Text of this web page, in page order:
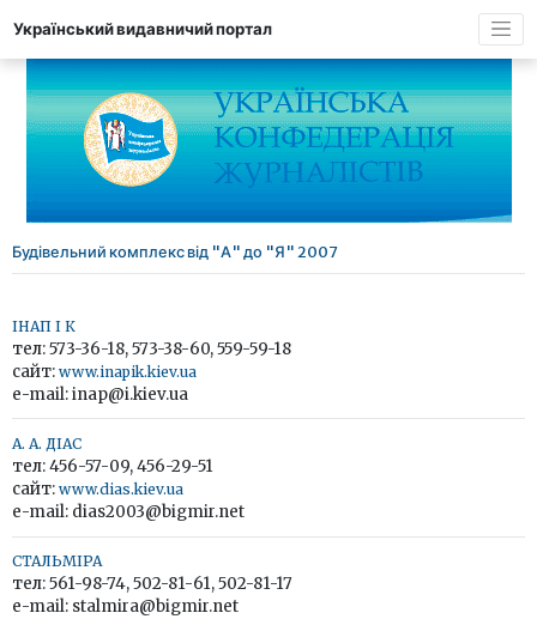
Український видавничий портал
Будівельний комплекс від "А" до "Я" 2007
ІНАП І К
тел: 573-36-18, 573-38-60, 559-59-18
сайт: www.inapik.kiev.ua
e-mail: inap@i.kiev.ua
А. А. ДІАС
тел: 456-57-09, 456-29-51
сайт: www.dias.kiev.ua
e-mail: dias2003@bigmir.net
СТАЛЬМІРА
тел: 561-98-74, 502-81-61, 502-81-17
e-mail: stalmira@bigmir.net